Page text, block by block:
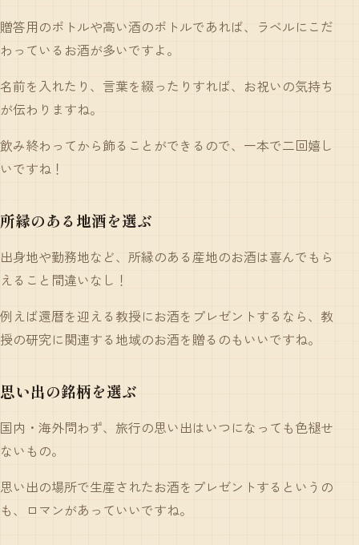
贈答用のボトルや高い酒のボトルであれば、ラベルにこだ
わっているお酒が多いですよ。
名前を入れたり、言葉を綴ったりすれば、お祝いの気持ち
が伝わりますね。
飲み終わってから飾ることができるので、一本で二回嬉し
いですね！
所縁のある地酒を選ぶ
出身地や勤務地など、所縁のある産地のお酒は喜んでもら
えること間違いなし！
例えば還暦を迎える教授にお酒をプレゼントするなら、教
授の研究に関連する地域のお酒を贈るのもいいですね。
思い出の銘柄を選ぶ
国内・海外問わず、旅行の思い出はいつになっても色褪せ
ないもの。
思い出の場所で生産されたお酒をプレゼントするというの
も、ロマンがあっていいですね。